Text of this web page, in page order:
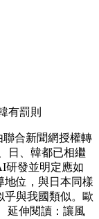
有罰則
合新聞網授權轉
日、韓都已相繼
研發並明定應如
地位，與日本同樣
乎與我國類似。歐
延伸閱讀：讓風